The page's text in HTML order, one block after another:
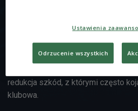
którzy stoją za finansowaniem
sprawnym menadżmentem. Nie
kulisy życia nocnego, ale i tematy
redukcja szkód, z którymi często
klubowa.
Ustawienia
Odrzucenie wszystkich